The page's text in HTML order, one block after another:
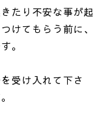
たり不安な事が起
けてもらう前に、
。
受け入れて下さ